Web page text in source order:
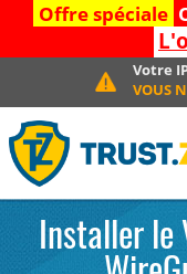
Offre spéciale
Votre
VOUS
Installer le